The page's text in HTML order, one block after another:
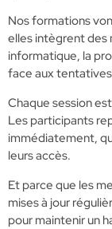
Nos formations
elles intègrent des
informatique, la
face aux
Chaque session
Les participants
immédiatement,
leurs accès.
Et parce que les
mises à jour
pour maintenir un